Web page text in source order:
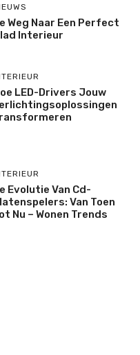
Weg Naar Een Perfect
Interieur
LED-Drivers Jouw
Evolutie Van Cd-
Van Toen
Nu – Wonen Trends